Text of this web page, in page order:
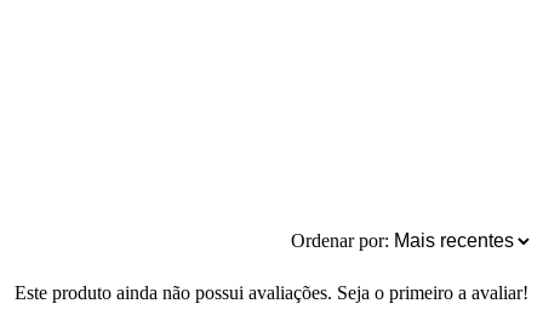
Ordenar por:
Este produto ainda não possui avaliações. Seja o primeiro a avaliar!